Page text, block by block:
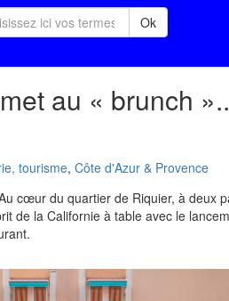
Ok
au « brunch
tourisme, Côte d'Azur & Provence
cœur du quartier de Riquier, à deux
de la Californie à table avec le